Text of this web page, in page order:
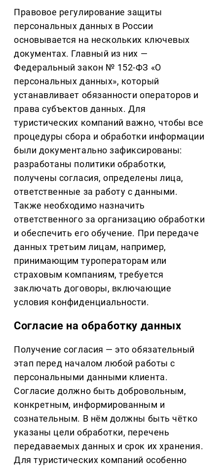
Правовое регулирование защиты
персональных данных в России
основывается на нескольких ключевых
документах. Главный из них —
Федеральный закон № 152-ФЗ «О
персональных данных», который
устанавливает обязанности операторов и
права субъектов данных. Для
туристических компаний важно, чтобы все
процедуры сбора и обработки информации
были документально зафиксированы:
разработаны политики обработки,
получены согласия, определены лица,
ответственные за работу с данными.
Также необходимо назначить
ответственного за организацию обработки
и обеспечить его обучение. При передаче
данных третьим лицам, например,
принимающим туроператорам или
страховым компаниям, требуется
заключать договоры, включающие
условия конфиденциальности.
Согласие на обработку данных
Получение согласия — это обязательный
этап перед началом любой работы с
персональными данными клиента.
Согласие должно быть добровольным,
конкретным, информированным и
сознательным. В нём должны быть чётко
указаны цели обработки, перечень
передаваемых данных и срок их хранения.
Для туристических компаний особенно